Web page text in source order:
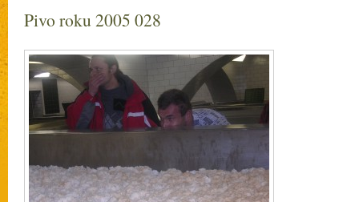
Pivo roku 2005 028